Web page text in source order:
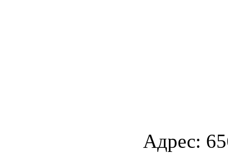
Адрес: